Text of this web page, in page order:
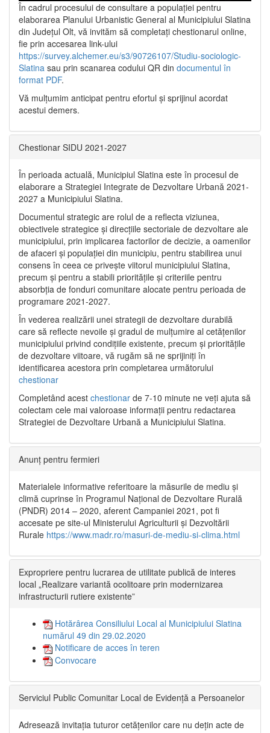
În cadrul procesului de consultare a populaţiei pentru
elaborarea Planului Urbanistic General al Municipiului Slatina
din Județul Olt, vă invităm să completați chestionarul online,
fie prin accesarea link-ului
https://survey.alchemer.eu/s3/90726107/Studiu-sociologic-
Slatina sau prin scanarea codului QR din documentul în
format PDF.
Vă mulţumim anticipat pentru efortul şi sprijinul acordat
acestui demers.
Chestionar SIDU 2021-2027
În perioada actuală, Municipiul Slatina este în procesul de
elaborare a Strategiei Integrate de Dezvoltare Urbană 2021‐
2027 a Municipiului Slatina.
Documentul strategic are rolul de a reflecta viziunea,
obiectivele strategice și direcțiile sectoriale de dezvoltare ale
municipiului, prin implicarea factorilor de decizie, a oamenilor
de afaceri și populației din municipiu, pentru stabilirea unui
consens în ceea ce privește viitorul municipiului Slatina,
precum și pentru a stabili prioritățile și criteriile pentru
absorbția de fonduri comunitare alocate pentru perioada de
programare 2021-2027.
În vederea realizării unei strategii de dezvoltare durabilă
care să reflecte nevoile și gradul de mulțumire al cetățenilor
municipiului privind condițiile existente, precum și prioritățile
de dezvoltare viitoare, vă rugăm să ne sprijiniți în
identificarea acestora prin completarea următorului
chestionar
Completând acest chestionar de 7-10 minute ne veți ajuta să
colectam cele mai valoroase informații pentru redactarea
Strategiei de Dezvoltare Urbană a Municipiului Slatina.
Anunț pentru fermieri
Materialele informative referitoare la măsurile de mediu și
climă cuprinse în Programul Național de Dezvoltare Rurală
(PNDR) 2014 – 2020, aferent Campaniei 2021, pot fi
accesate pe site-ul Ministerului Agriculturii și Dezvoltării
Rurale https://www.madr.ro/masuri-de-mediu-si-clima.html
Expropriere pentru lucrarea de utilitate publică de interes
local „Realizare variantă ocolitoare prin modernizarea
infrastructurii rutiere existente”
Hotărârea Consiliului Local al Municipiului Slatina
numărul 49 din 29.02.2020
Notificare de acces în teren
Convocare
Serviciul Public Comunitar Local de Evidență a Persoanelor
Adresează invitația tuturor cetățenilor care nu dețin acte de